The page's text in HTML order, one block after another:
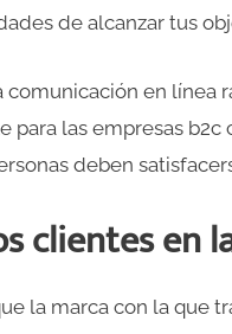
de alcanzar tus
comunicación en línea
para las empresas b2c
deben
clientes en
la marca con la que